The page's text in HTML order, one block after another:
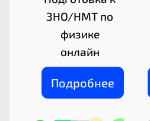
ЗНО/НМТ по
физике
онлайн
Подробнее